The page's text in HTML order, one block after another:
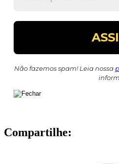
Não fazemos spam! Leia nossa
Compartilhe: